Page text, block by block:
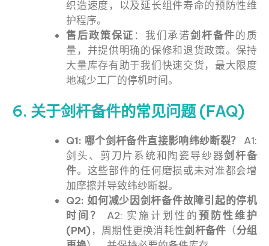
织造速度，以及延长组件寿命的预防性维
护程序。
售后政策保证 ：我们承诺剑杆备件的质
量，并提供明确的保修和退货政策。保持
大量库存有助于我们快速交货，最大限度
地减少工厂的停机时间。
6. 关于剑杆备件的常见问题 (FAQ)
Q1: 哪个剑杆备件直接影响纬纱断裂？
A1:
剑头、剪刀片系统和陶瓷导纱器剑杆备
件。这些部件的任何磨损或未对准都会增
加摩擦并导致纬纱断裂。
Q2: 如何减少因剑杆备件故障引起的停机
时间？
A2: 实施计划性的预防性维护
(PM)，周期性更换消耗性剑杆备件 （分组